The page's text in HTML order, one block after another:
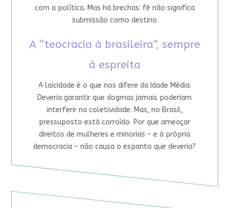
com a política. Mas há brechas: fé não significa
submissão como destino
A “teocracia à brasileira”, sempre
à espreita
A laicidade é o que nos difere da Idade Média.
Deveria garantir que dogmas jamais poderiam
interferir na coletividade. Mas, no Brasil,
pressuposto está corroído. Por que ameaçar
direitos de mulheres e minorias – e à própria
democracia – não causa o espanto que deveria?